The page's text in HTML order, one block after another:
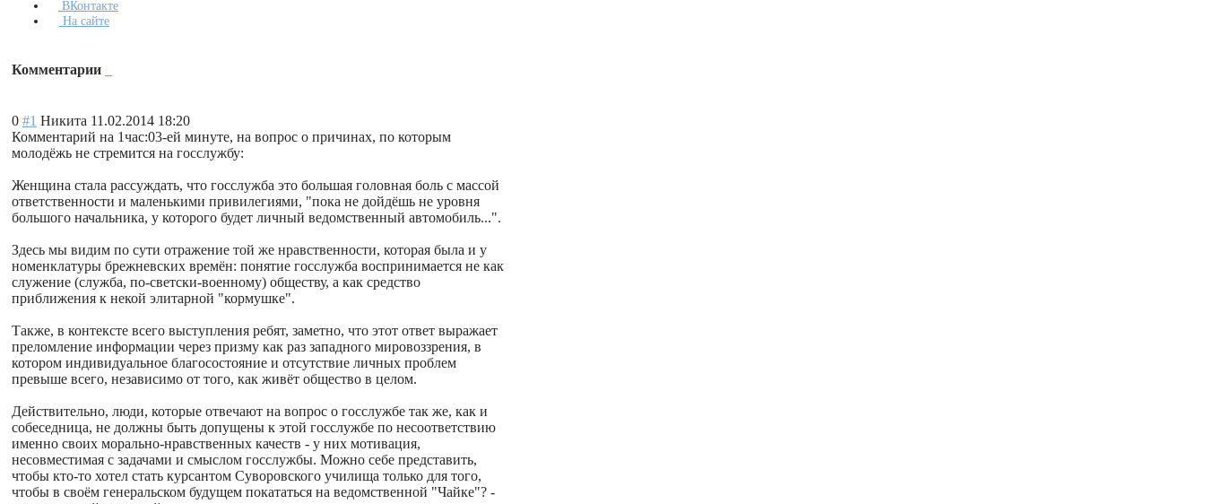
ВКонтакте
На сайте
Комментарии
0 #1 Никита 11.02.2014 18:20
Комментарий на 1час:03-ей минуте, на вопрос о причинах, по которым
молодёжь не стремится на госслужбу:
Женщина стала рассуждать, что госслужба это большая головная боль с массой
ответственности и маленькими привилегиями, "пока не дойдёшь не уровня
большого начальника, у которого будет личный ведомственный автомобиль...".
Здесь мы видим по сути отражение той же нравственности, которая была и у
номенклатуры брежневских времён: понятие госслужба воспринимается не как
служение (служба, по-светски-военному) обществу, а как средство
приближения к некой элитарной "кормушке".
Также, в контексте всего выступления ребят, заметно, что этот ответ выражает
преломление информации через призму как раз западного мировоззрения, в
котором индивидуальное благосостояние и отсутствие личных проблем
превыше всего, независимо от того, как живёт общество в целом.
Действительно, люди, которые отвечают на вопрос о госслужбе так же, как и
собеседница, не должны быть допущены к этой госслужбе по несоответствию
именно своих морально-нравственных качеств - у них мотивация,
несовместимая с задачами и смыслом госслужбы. Можно себе представить,
чтобы кто-то хотел стать курсантом Суворовского училища только для того,
чтобы в своём генеральском будущем покататься на ведомственной "Чайке"? -